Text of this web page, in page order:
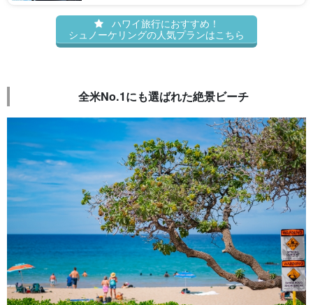
ハワイ旅行におすすめ！
シュノーケリングの人気プランはこちら
全米No.1にも選ばれた絶景ビーチ